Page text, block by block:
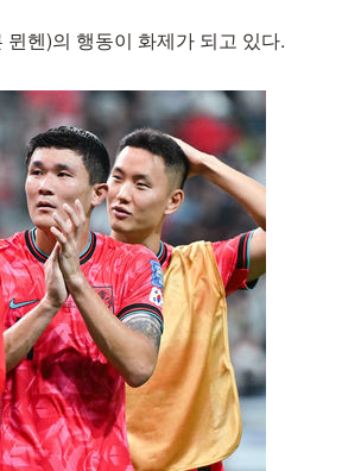
헨)의 행동이 화제가 되고 있다.